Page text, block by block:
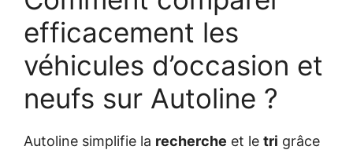
efficacement les
véhicules d’occasion et
neufs sur Autoline ?
Autoline simplifie la recherche et le tri grâce